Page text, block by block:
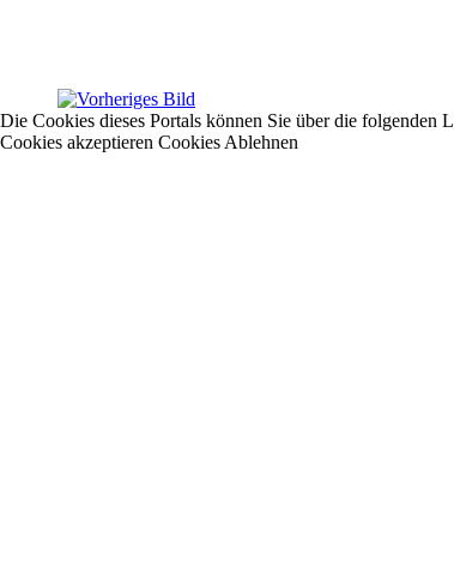
Die Cookies dieses Portals können Sie über die folgenden
Cookies akzeptieren Cookies Ablehnen